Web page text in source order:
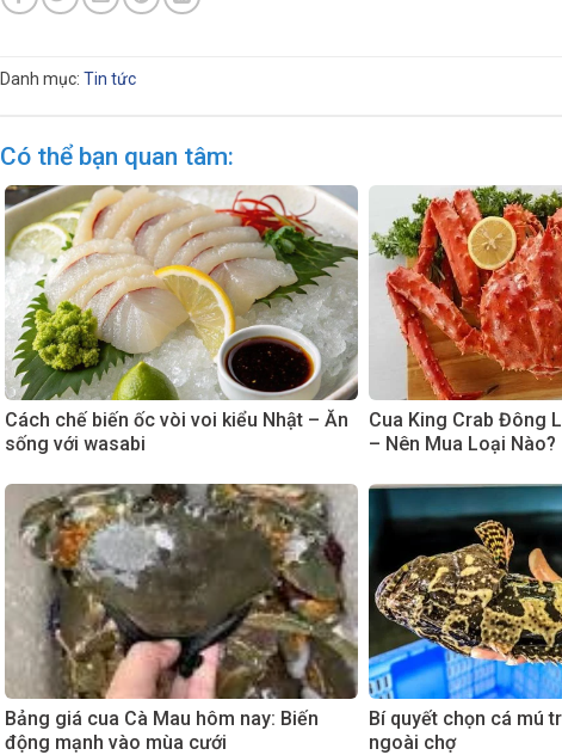
Danh mục: Tin tức
Có thể bạn quan tâm:
Cách chế biến ốc vòi voi kiểu Nhật – Ăn
sống với wasabi
Cua King Crab Đông
– Nên Mua Loại Nào?
Bảng giá cua Cà Mau hôm nay: Biến
động mạnh vào mùa cưới
Bí quyết chọn cá mú
ngoài chợ